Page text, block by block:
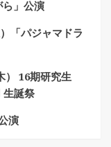
ら」公演
「パジャマドラ
） 16期研究生
生誕祭
演